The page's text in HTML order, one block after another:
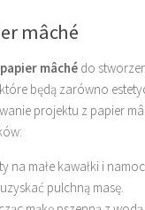
mâché
papier mâché do
będą zarówno
projektu z papier
na małe kawałki i
pulchną masę.